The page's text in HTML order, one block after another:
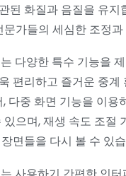
된 화질과 음질을 유지
문가들의 세심한 조정
다양한 특수 기능을
편리하고 즐거운 중계
다중 화면 기능을 이용
으며, 재생 속도 조절
면들을 다시 볼 수 있